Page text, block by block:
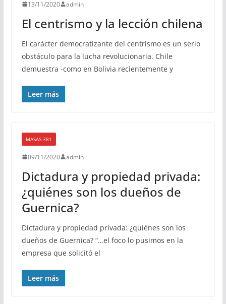
13/11/2020 admin
El centrismo y la lección chilena
El carácter democratizante del centrismo es un serio
obstáculo para la lucha revolucionaria. Chile
demuestra -como en Bolivia recientemente y
Leer más
MASAS-381
09/11/2020 admin
Dictadura y propiedad privada:
¿quiénes son los dueños de
Guernica?
Dictadura y propiedad privada: ¿quiénes son los
dueños de Guernica? “…el foco lo pusimos en la
empresa que solicitó el
Leer más